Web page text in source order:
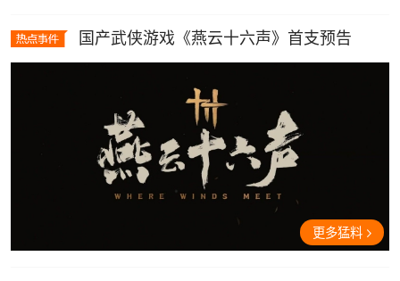
国产武侠游戏《燕云十六声》首支预告
更多猛料